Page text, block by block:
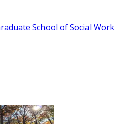
School of Social Work